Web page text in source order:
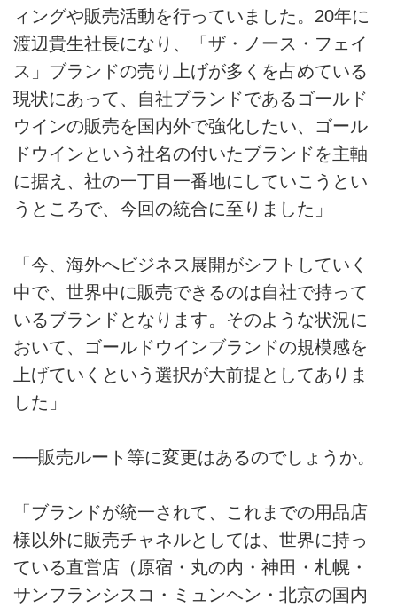
ィングや販売活動を行っていました。20年に
渡辺貴生社長になり、「ザ・ノース・フェイ
ス」ブランドの売り上げが多くを占めている
現状にあって、自社ブランドであるゴールド
ウインの販売を国内外で強化したい、ゴール
ドウインという社名の付いたブランドを主軸
に据え、社の一丁目一番地にしていこうとい
うところで、今回の統合に至りました」
「今、海外へビジネス展開がシフトしていく
中で、世界中に販売できるのは自社で持って
いるブランドとなります。そのような状況に
おいて、ゴールドウインブランドの規模感を
上げていくという選択が大前提としてありま
した」
──販売ルート等に変更はあるのでしょうか。
「ブランドが統一されて、これまでの用品店
様以外に販売チャネルとしては、世界に持っ
ている直営店（原宿・丸の内・神田・札幌・
サンフランシスコ・ミュンヘン・北京の国内